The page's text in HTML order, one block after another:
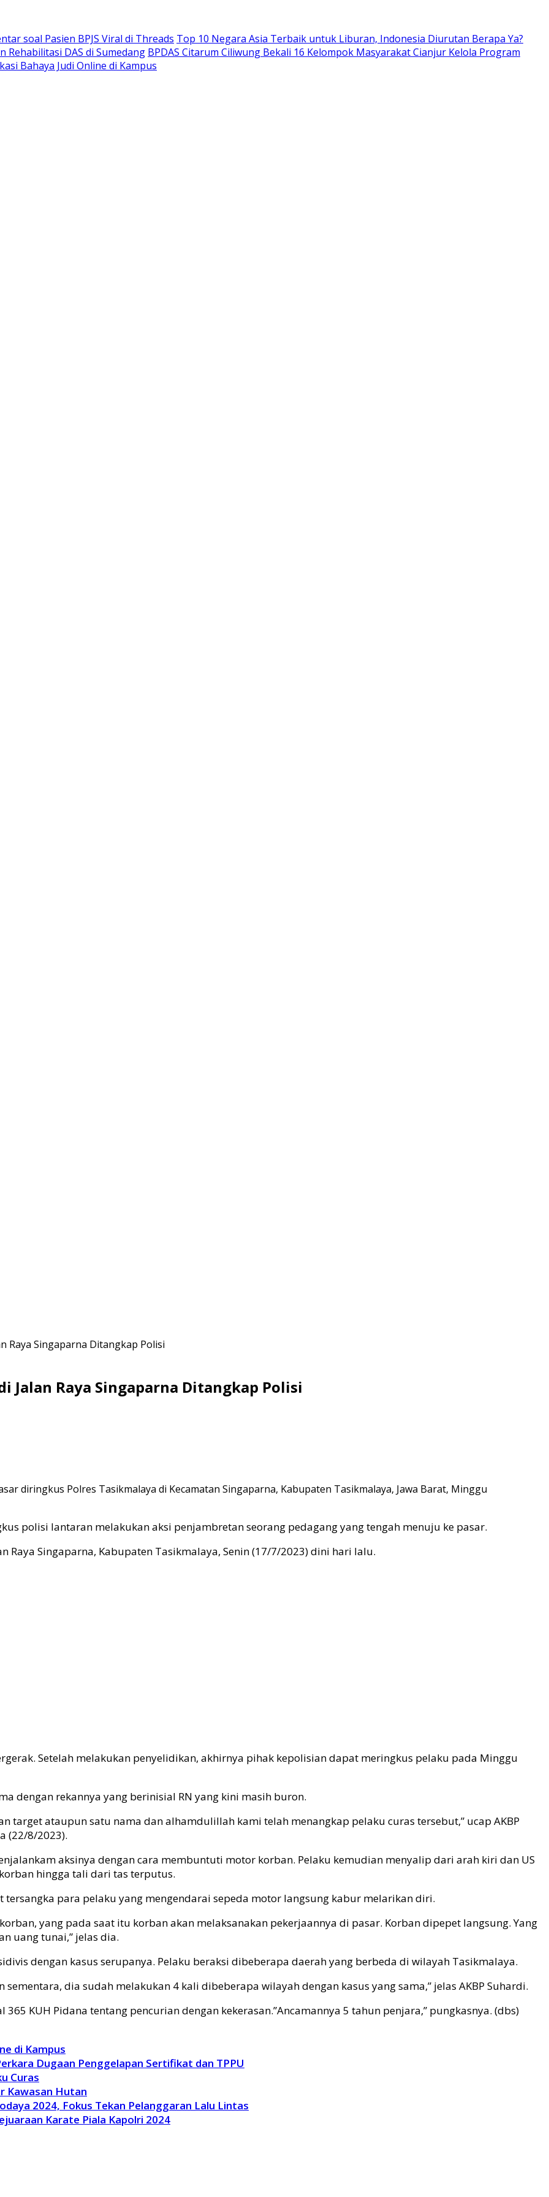
soal Pasien BPJS Viral di Threads Top 10 Negara Asia Terbaik untuk Liburan, Indonesia Diurutan Berapa Ya?
DAS di Sumedang BPDAS Citarum Ciliwung Bekali 16 Kelompok Masyarakat Cianjur Kelola Program
Bahaya Judi Online di Kampus
Raya Singaparna Ditangkap Polisi
Jalan Raya Singaparna Ditangkap Polisi
diringkus Polres Tasikmalaya di Kecamatan Singaparna, Kabupaten Tasikmalaya, Jawa Barat, Minggu
polisi lantaran melakukan aksi penjambretan seorang pedagang yang tengah menuju ke pasar.
Raya Singaparna, Kabupaten Tasikmalaya, Senin (17/7/2023) dini hari lalu.
Setelah melakukan penyelidikan, akhirnya pihak kepolisian dapat meringkus pelaku pada Minggu
dengan rekannya yang berinisial RN yang kini masih buron.
target ataupun satu nama dan alhamdulillah kami telah menangkap pelaku curas tersebut,” ucap AKBP
(22/8/2023).
aksinya dengan cara membuntuti motor korban. Pelaku kemudian menyalip dari arah kiri dan US
hingga tali dari tas terputus.
tersangka para pelaku yang mengendarai sepeda motor langsung kabur melarikan diri.
yang pada saat itu korban akan melaksanakan pekerjaannya di pasar. Korban dipepet langsung. Yang
uang tunai,” jelas dia.
dengan kasus serupanya. Pelaku beraksi dibeberapa daerah yang berbeda di wilayah Tasikmalaya.
dia sudah melakukan 4 kali dibeberapa wilayah dengan kasus yang sama,” jelas AKBP Suhardi.
KUH Pidana tentang pencurian dengan kekerasan.”Ancamannya 5 tahun penjara,” pungkasnya. (dbs)
di Kampus
Dugaan Penggelapan Sertifikat dan TPPU
Curas
Kawasan Hutan
2024, Fokus Tekan Pelanggaran Lalu Lintas
Karate Piala Kapolri 2024